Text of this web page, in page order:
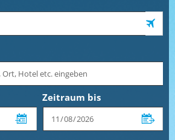
Zeitraum bis